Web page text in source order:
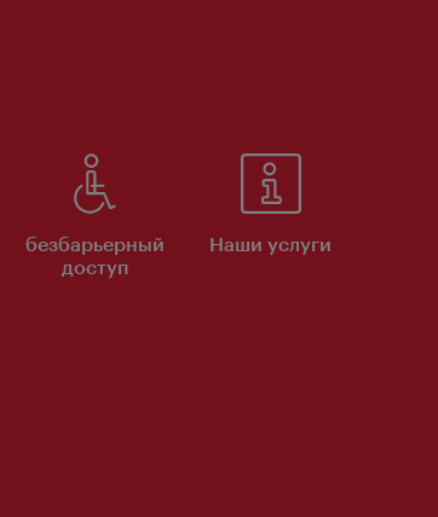
безбарьерный
доступ
Наши услуги